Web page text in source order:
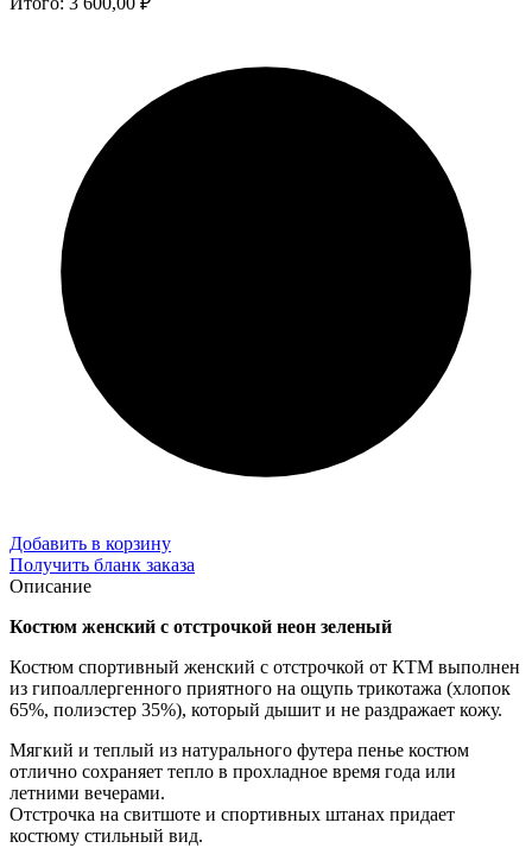
Добавить в корзину
Получить бланк заказа
Описание
Костюм женский с отстрочкой неон зеленый
Костюм спортивный женский с отстрочкой от КТМ выполнен
из гипоаллергенного приятного на ощупь трикотажа (хлопок
65%, полиэстер 35%), который дышит и не раздражает кожу.
Мягкий и теплый из натурального футера пенье костюм
отлично сохраняет тепло в прохладное время года или
летними вечерами.
Отстрочка на свитшоте и спортивных штанах придает
костюму стильный вид.